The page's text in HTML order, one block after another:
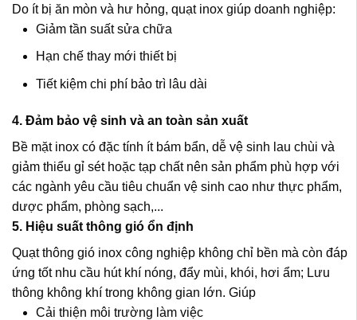
Do ít bị ăn mòn và hư hỏng, quạt inox giúp doanh nghiệp:
Giảm tần suất sửa chữa
Hạn chế thay mới thiết bị
Tiết kiệm chi phí bảo trì lâu dài
4. Đảm bảo vệ sinh và an toàn sản xuất
Bề mặt inox có đặc tính ít bám bẩn, dễ vệ sinh lau chùi và
giảm thiểu gỉ sét hoặc tạp chất nên sản phẩm phù hợp với
các ngành yêu cầu tiêu chuẩn vệ sinh cao như thực phẩm,
dược phẩm, phòng sạch,...
5. Hiệu suất thông gió ổn định
Quạt thông gió inox công nghiệp không chỉ bền mà còn đáp
ứng tốt nhu cầu hút khí nóng, đẩy mùi, khói, hơi ẩm; Lưu
thông không khí trong không gian lớn. Giúp
Cải thiện môi trường làm việc